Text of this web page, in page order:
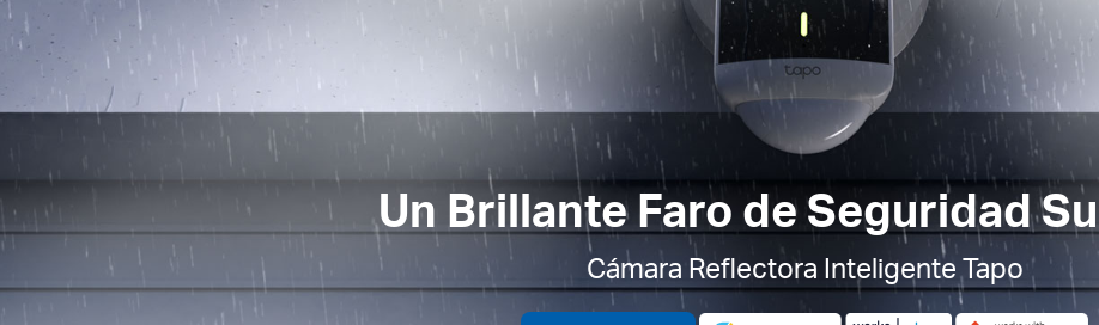
Un Brillante Faro de Seguridad
Cámara Reflectora Inteligente Tapo